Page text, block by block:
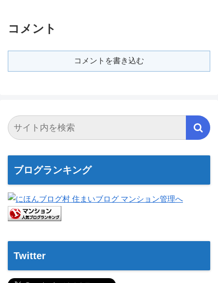
コメント
コメントを書き込む
ブログランキング
Twitter